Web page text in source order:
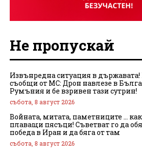
Не пропускай
Извънредна ситуация в
съобщи от МС: Дрон навлезе в
Румъния и бе взривен тази сутрин!
събота, 8 август 2026
Войната, митата, паметниците …
плаващи пясъци! Съветват го да
победа в Иран и да бяга от там
събота, 8 август 2026